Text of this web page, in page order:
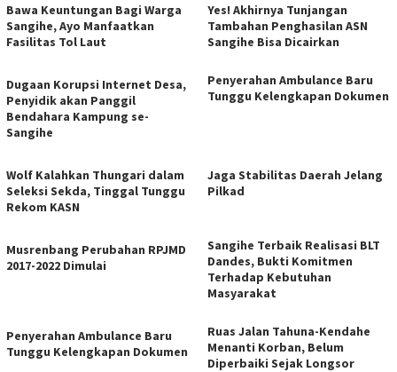
Bawa Keuntungan Bagi Warga
Sangihe, Ayo Manfaatkan
Fasilitas Tol Laut
Yes! Akhirnya Tunjangan
Tambahan Penghasilan ASN
Sangihe Bisa Dicairkan
Dugaan Korupsi Internet Desa,
Penyidik akan Panggil
Bendahara Kampung se-
Sangihe
Penyerahan Ambulance Baru
Tunggu Kelengkapan Dokumen
Wolf Kalahkan Thungari dalam
Seleksi Sekda, Tinggal Tunggu
Rekom KASN
Jaga Stabilitas Daerah Jelang
Pilkad
Musrenbang Perubahan RPJMD
2017-2022 Dimulai
Sangihe Terbaik Realisasi BLT
Dandes, Bukti Komitmen
Terhadap Kebutuhan
Masyarakat
Penyerahan Ambulance Baru
Tunggu Kelengkapan Dokumen
Ruas Jalan Tahuna-Kendahe
Menanti Korban, Belum
Diperbaiki Sejak Longsor